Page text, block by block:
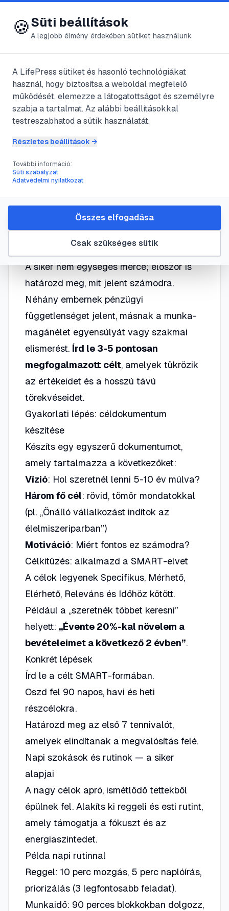
😍 LifePress
@KossuthLajos
2025. október 9. ·6 perc olvasás
Hogyan legyél
sikeres: gyakorlati,
lépésről lépésre
útmutató
Mit jelent a siker — saját definíciód
A siker nem egységes mérce; először is
határozd meg, mit jelent számodra.
Néhány embernek pénzügyi
függetlenséget jelent, másnak a munka-
magánélet egyensúlyát vagy szakmai
elismerést. Írd le 3-5 pontosan
megfogalmazott célt, amelyek tükrözik
az értékeidet és a hosszú távú
törekvéseidet.
Gyakorlati lépés: céldokumentum
készítése
Készíts egy egyszerű dokumentumot,
amely tartalmazza a következőket:
Vízió: Hol szeretnél lenni 5-10 év múlva?
Három fő cél: rövid, tömör mondatokkal
(pl. „Önálló vállalkozást indítok az
élelmiszeriparban”)
Motiváció: Miért fontos ez számodra?
Célkitűzés: alkalmazd a SMART-elvet
A célok legyenek Specifikus, Mérhető,
Elérhető, Releváns és Időhöz kötött.
Például a „szeretnék többet keresni”
helyett: „Évente 20%-kal növelem a
bevételeimet a következő 2 évben”.
Konkrét lépések
Írd le a célt SMART-formában.
Oszd fel 90 napos, havi és heti
részcélokra.
Határozd meg az első 7 tennivalót,
amelyek elindítanak a megvalósítás felé.
Napi szokások és rutinok — a siker
alapjai
A nagy célok apró, ismétlődő tettekből
épülnek fel. Alakíts ki reggeli és esti rutint,
amely támogatja a fókuszt és az
energiaszintedet.
Példa napi rutinnal
Reggel: 10 perc mozgás, 5 perc naplóírás,
priorizálás (3 legfontosabb feladat).
Munkaidő: 90 perces blokkokban dolgozz,
🍪Süti beállítások
A legjobb élmény érdekében sütiket használunk
A LifePress sütiket és hasonló technológiákat
használ, hogy biztosítsa a weboldal megfelelő
működését, elemezze a látogatottságot és személyre
szabja a tartalmat. Az alábbi beállításokkal
testreszabhatod a sütik használatát.
Részletes beállítások →
További információ:
Süti szabályzat
Adatvédelmi nyilatkozat
Csak szükséges sütik
Összes elfogadása